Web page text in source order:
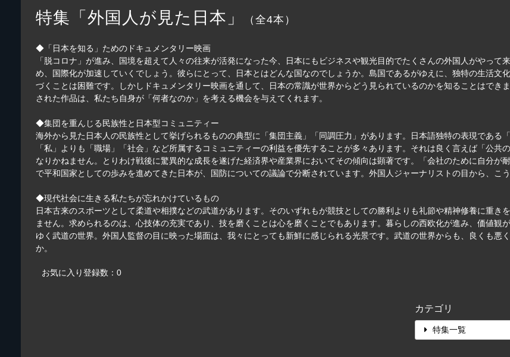
特集「外国人が見た日本」 （全4本）
◆「日本を知る」ためのドキュメンタリー映画
「脱コロナ」が進み、国境を超えて人々の往来が活発になった今、日本にもビジネスや観光目的でたくさんの外国人がやっ
め、国際化が加速していくでしょう。彼らにとって、日本とはどんな国なのでしょうか。島国であるがゆえに、独特の生活
づくことは困難です。しかしドキュメンタリー映画を通して、日本の常識が世界からどう見られているのかを知ることはで
された作品は、私たち自身が「何者なのか」を考える機会を与えてくれます。
◆集団を重んじる民族性と日本型コミュニティー
海外から見た日本人の民族性として挙げられるものの典型に「集団主義」「同調圧力」があります。日本語独特の表現である
「私」よりも「職場」「社会」など所属するコミュニティーの利益を優先することが多々あります。それは良く言えば「公
なりかねません。とりわけ戦後に驚異的な成長を遂げた経済界や産業界においてその傾向は顕著です。「会社のために自分が
で平和国家としての歩みを進めてきた日本が、国防についての議論で分断されています。外国人ジャーナリストの目から、こ
◆現代社会に生きる私たちが忘れかけているもの
日本古来のスポーツとして柔道や相撲などの武道があります。そのいずれもが競技としての勝利よりも礼節や精神修養に重
ません。求められるのは、心技体の充実であり、技を磨くことは心を磨くことでもあります。暮らしの西欧化が進み、価値
ゆく武道の世界。外国人監督の目に映った場面は、我々にとっても新鮮に感じられる光景です。武道の世界からも、良くも悪
か。
お気に入り登録数：0
カテゴリ
特集一覧